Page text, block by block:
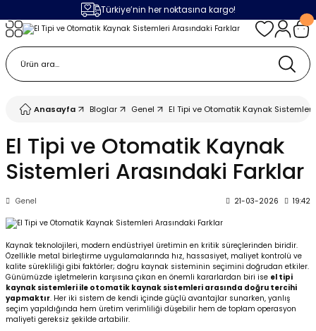
Türkiye’nin her noktasına kargo!
Anasayfa Bloglar Genel El Tipi ve Otomatik Kaynak
El Tipi ve Otomatik Kaynak
Sistemleri Arasındaki Farklar
Genel 21-03-2026 19:42
Kaynak teknolojileri, modern endüstriyel üretimin en kritik süreçlerinden biridir.
Özellikle metal birleştirme uygulamalarında hız, hassasiyet, maliyet kontrolü ve
kalite sürekliliği gibi faktörler; doğru kaynak sisteminin seçimini doğrudan etkiler.
Günümüzde işletmelerin karşısına çıkan en önemli kararlardan biri ise el tipi
kaynak sistemleri ile otomatik kaynak sistemleri arasında doğru tercihi
yapmaktır. Her iki sistem de kendi içinde güçlü avantajlar sunarken, yanlış
seçim yapıldığında hem üretim verimliliği düşebilir hem de toplam operasyon
maliyeti gereksiz şekilde artabilir.
Geri Dön
Camı
Parçaları
Ürünleri
Geri Dön
Geri Dön
Sistemleri
Geri Dön
Montaj Ekipmanı